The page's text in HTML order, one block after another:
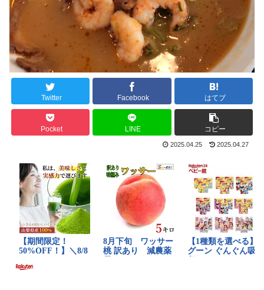
Twitter Facebook はてブ
Pocket LINE コピー
2025.04.25 2025.04.27